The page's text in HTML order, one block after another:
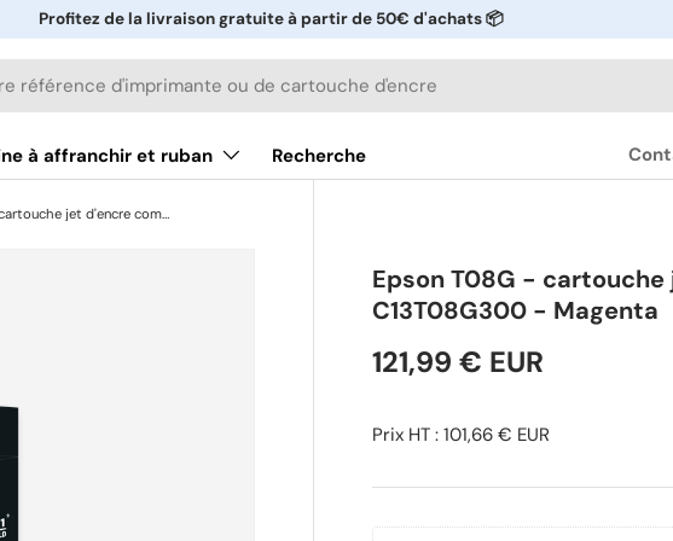
Profitez de la livraison gratuite à partir de 50€ d'achats 📦
à affranchir et ruban Recherche
Epson T08G - cartouche jet d'encre compatible C13T08G300 - Magenta
Epson T08G -
C13T08G300 - Magenta
121,99 € EUR
Prix HT : 101,66 € EUR